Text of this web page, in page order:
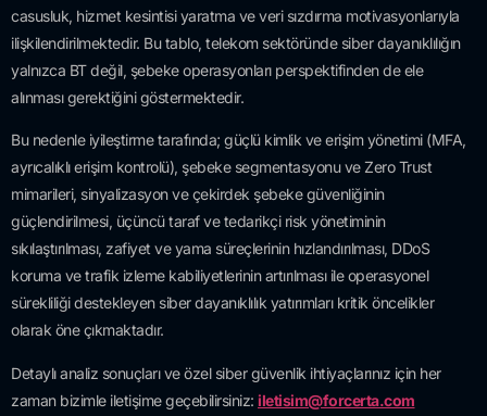
casusluk, hizmet kesintisi yaratma ve veri sızdırma motivasyonlarıyla
ilişkilendirilmektedir. Bu tablo, telekom sektöründe siber dayanıklılığın
yalnızca BT değil, şebeke operasyonları perspektifinden de ele
alınması gerektiğini göstermektedir.
Bu nedenle iyileştirme tarafında; güçlü kimlik ve erişim yönetimi (MFA,
ayrıcalıklı erişim kontrolü), şebeke segmentasyonu ve Zero Trust
mimarileri, sinyalizasyon ve çekirdek şebeke güvenliğinin
güçlendirilmesi, üçüncü taraf ve tedarikçi risk yönetiminin
sıkılaştırılması, zafiyet ve yama süreçlerinin hızlandırılması, DDoS
koruma ve trafik izleme kabiliyetlerinin artırılması ile operasyonel
sürekliliği destekleyen siber dayanıklılık yatırımları kritik öncelikler
olarak öne çıkmaktadır.
Detaylı analiz sonuçları ve özel siber güvenlik ihtiyaçlarınız için her
zaman bizimle iletişime geçebilirsiniz: iletisim@forcerta.com